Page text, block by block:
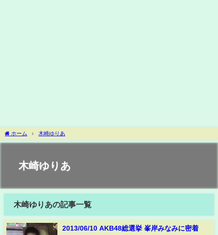
ホーム 木崎ゆりあ
木崎ゆりあ
木崎ゆりあの記事一覧
2013/06/10 AKB48総選挙 峯岸みなみに密着